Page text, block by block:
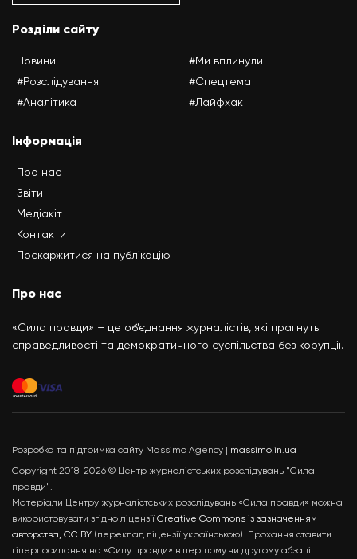
Розділи сайту
Новини
#Розслідування
#Аналітика
#Ми вплинули
#Спецтема
#Лайфхак
Інформація
Про нас
Звіти
Медіакіт
Контакти
Поскаржитися на публікацію
Про нас
«Сила правди» – це об’єднання журналістів, які прагнуть
справедливості та демократичного суспільства без корупції.
Розробка та підтримка сайту Massimo Agency | massimo.in.ua
Copyright 2018-2026 © Центр журналістських розслідувань "Сила
правди".
Матеріали Центру журналістських розслідувань «Сила правди» можна
використовувати згідно ліцензії Creative Commons із зазначенням
авторства, CC BY (переклад ліцензії українською). Прохання ставити
гіперпосилання на «Силу правди» в першому чи другому абзаці